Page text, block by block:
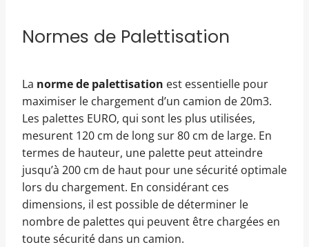
Normes de Palettisation
La norme de palettisation est essentielle pour
maximiser le chargement d’un camion de 20m3.
Les palettes EURO, qui sont les plus utilisées,
mesurent 120 cm de long sur 80 cm de large. En
termes de hauteur, une palette peut atteindre
jusqu’à 200 cm de haut pour une sécurité optimale
lors du chargement. En considérant ces
dimensions, il est possible de déterminer le
nombre de palettes qui peuvent être chargées en
toute sécurité dans un camion.